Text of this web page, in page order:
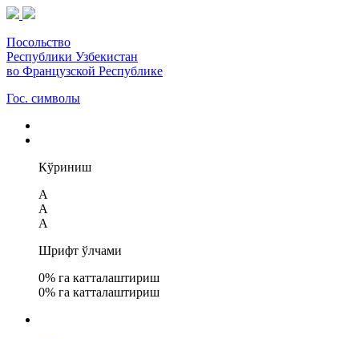
Посольство
Республики Узбекистан
во Французской Республике
Гос. символы
Кўриниш
A
A
A
Шрифт ўлчами
0% га катталаштириш
0% га катталаштириш